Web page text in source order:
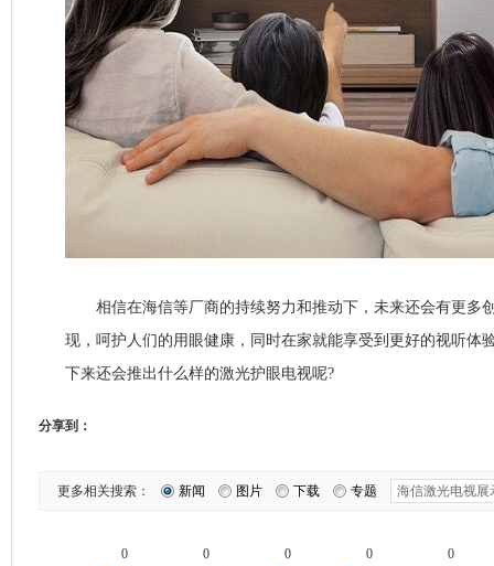
相信在海信等厂商的持续努力和推动下，未来还会有更多
现，呵护人们的用眼健康，同时在家就能享受到更好的视听体
下来还会推出什么样的激光护眼电视呢?
分享到：
更多相关搜索： 新闻 图片 下载 专题
0 0 0 0 0